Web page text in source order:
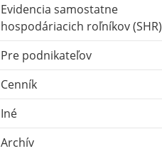
Evidencia samostatne
hospodáriacich roľníkov (SHR)
Pre podnikateľov
Cenník
Iné
Archív